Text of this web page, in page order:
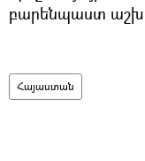
բարենպաստ
Հայաստան